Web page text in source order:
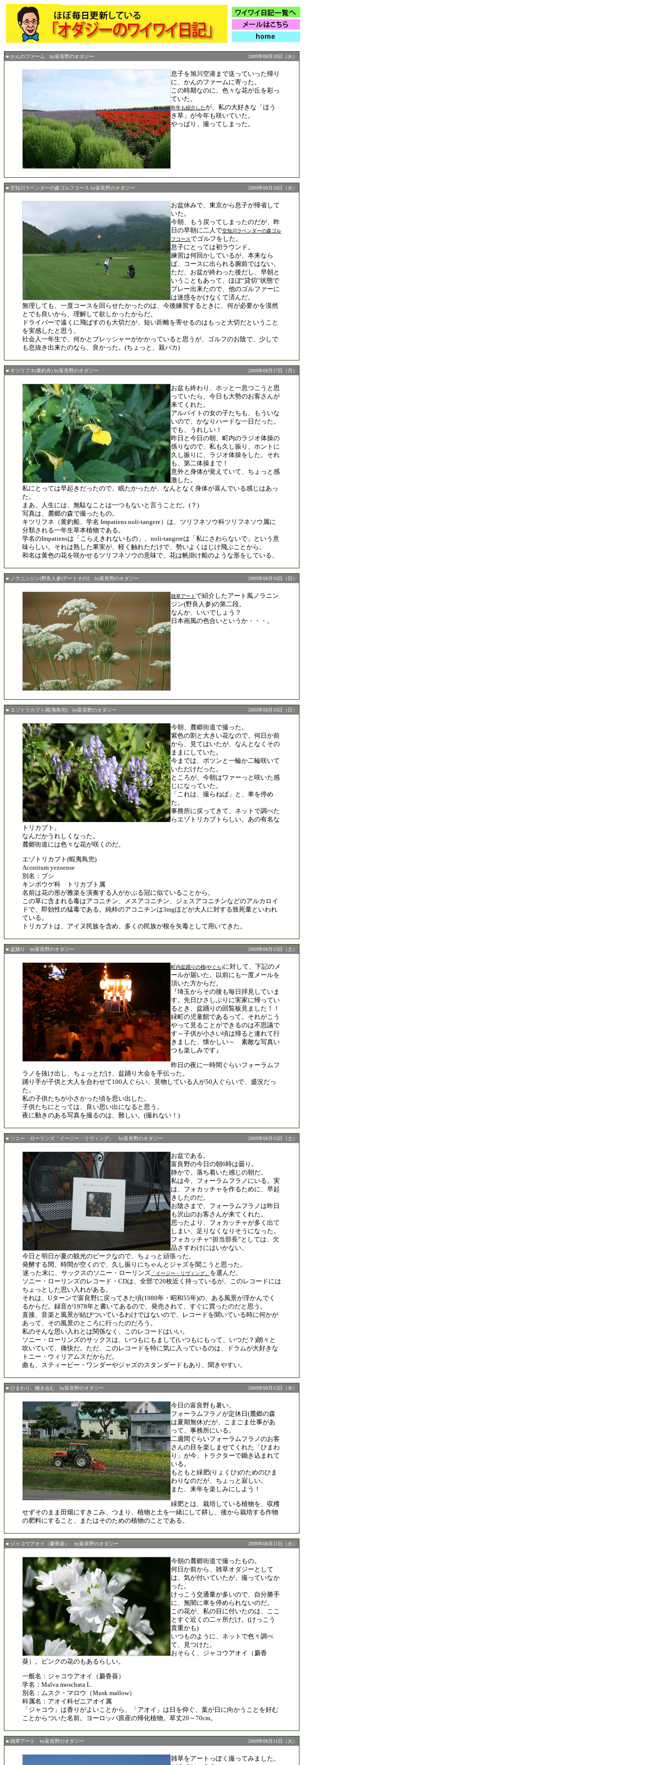
■ かんのファーム by富良野のオダジー 2009年08月18日（火）
息子を旭川空港まで送っていった帰り
に、かんのファームに寄った。
この時期なのに、色々な花が丘を彩っ
ていた。
昨年も紹介したが、私の大好きな「ほう
き草」が今年も咲いていた。
やっぱり、撮ってしまった。
■ 空知川ラベンダーの森ゴルフコース by富良野のオダジー 2009年08月18日（火）
お盆休みで、東京から息子が帰省して
いた。
今朝、もう戻ってしまったのだが、昨
日の早朝に二人で空知川ラベンダーの森ゴル
フコースでゴルフをした。
息子にとっては初ラウンド。
練習は何回かしているが、本来なら
ば、コースに出られる腕前ではない。
ただ、お盆が終わった後だし、早朝と
いうこともあって、ほぼ“貸切”状態で
プレー出来たので、他のゴルファーに
は迷惑をかけなくて済んだ。
無理しても、一度コースを回らせたかったのは、今後練習するときに、何が必要かを漠然
とでも良いから、理解して欲しかったからだ。
ドライバーで遠くに飛ばすのも大切だが、短い距離を寄せるのはもっと大切だということ
を実感したと思う。
社会人一年生で、何かとプレッシャーがかかっていると思うが、ゴルフのお陰で、少しで
も息抜き出来たのなら、良かった。(ちょっと、親バカ)
■ キツリフネ(黄釣舟) by富良野のオダジー 2009年08月17日（月）
お盆も終わり、ホッと一息つこうと思
っていたら、今日も大勢のお客さんが
来てくれた。
アルバイトの女の子たちも、もういな
いので、かなりハードな一日だった。
でも、うれしい！
昨日と今日の朝、町内のラジオ体操の
係りなので、私も久し振り、ホントに
久し振りに、ラジオ体操をした。それ
も、第二体操まで！
意外と身体が覚えていて、ちょっと感
激した。
私にとっては早起きだったので、眠たかったが、なんとなく身体が喜んでいる感じはあっ
た。
まあ、人生には、無駄なことは一つもないと言うことだ。(？)
写真は、麓郷の森で撮ったもの。
キツリフネ（黄釣船、学名 Impatiens noli-tangere）は、ツリフネソウ科ツリフネソウ属に
分類される一年生草本植物である。
学名のImpatiensは「こらえきれないもの」、noli-tangereは「私にさわらないで」という意
味らしい。それは熟した果実が、軽く触れただけで、勢いよくはじけ飛ぶことから。
和名は黄色の花を咲かせるツリフネソウの意味で、花は帆掛け船のような形をしている。
■ ノラニンジン(野良人参)アートその2 by富良野のオダジー 2009年08月16日（日）
雑草アートで紹介したアート風ノラニン
ジン(野良人参)の第二段。
なんか、いいでしょう？
日本画風の色合いというか・・・。
■ エゾトリカブト(蝦夷鳥兜) by富良野のオダジー 2009年08月16日（日）
今朝、麓郷街道で撮った。
紫色の割と大きい花なので、何日か前
から、見てはいたが、なんとなくその
ままにしていた。
今までは、ポツンと一輪か二輪咲いて
いただけだった。
ところが、今朝はワァーっと咲いた感
じになっていた。
「これは、撮らねば」と、車を停め
た。
事務所に戻ってきて、ネットで調べた
らエゾトリカブトらしい。あの有名な
トリカブト。
なんだかうれしくなった。
麓郷街道には色々な花が咲くのだ。
エゾトリカブト(蝦夷鳥兜)
Aconitum yezoense
別名：ブシ
キンポウゲ科 トリカブト属
名前は花の形が雅楽を演奏する人がかぶる冠に似ていることから。
この草に含まれる毒はアコニチン、メスアコニチン、ジェスアコニチンなどのアルカロイ
ドで、即効性の猛毒である。純粋のアコニチンは3mgほどが大人に対する致死量といわれ
ている。
トリカブトは、アイヌ民族を含め、多くの民族が根を矢毒として用いてきた。
■ 盆踊り by富良野のオダジー 2009年08月15日（土）
町内盆踊りの櫓(やぐら)に対して、下記のメ
ールが届いた。以前にも一度メールを
頂いた方からだ。
『埼玉からその後も毎日拝見していま
す。先日ひさしぶりに実家に帰ってい
るとき、盆踊りの回覧板見ました！！
緑町の児童館であるって。それがこう
やって見ることができるのは不思議で
す～子供が小さい頃は帰ると連れて行
きました、懐かしい～ 素敵な写真い
つも楽しみです』
昨日の夜に一時間ぐらいフォーラムフ
ラノを抜け出し、ちょっとだけ、盆踊り大会を手伝った。
踊り手が子供と大人を合わせて100人ぐらい、見物している人が50人ぐらいで、盛況だっ
た。
私の子供たちが小さかった頃を思い出した。
子供たちにとっては、良い思い出になると思う。
夜に動きのある写真を撮るのは、難しい。(撮れない！)
■ ソニー・ローリンズ「イージー・リヴィング」 by富良野のオダジー 2009年08月15日（土）
お盆である。
富良野の今日の朝6時は曇り。
静かで、落ち着いた感じの朝だ。
私は今、フォーラムフラノにいる。実
は、フォカッチャを作るために、早起
きしたのだ。
お陰さまで、フォーラムフラノは昨日
も沢山のお客さんが来てくれた。
思ったより、フォカッチャが多く出て
しまい、足りなくなりそうになった。
フォカッチャ“担当部長”としては、欠
品さすわけにはいかない。
今日と明日が夏の観光のピークなので、ちょっと頑張った。
発酵する間、時間が空くので、久し振りにちゃんとジャズを聞こうと思った。
迷った末に、サックスのソニー・ローリンズ 「イージー・リヴィング」 を選んだ。
ソニー・ローリンズのレコード・CDは、全部で20枚近く持っているが、このレコードには
ちょっとした思い入れがある。
それは、Uターンで富良野に戻ってきた頃(1980年・昭和55年)の、ある風景が浮かんでく
るからだ。録音が1978年と書いてあるので、発売されて、すぐに買ったのだと思う。
直接、音楽と風景が結びついているわけではないので、レコードを聞いている時に何かが
あって、その風景のところに行ったのだろう。
私のそんな思い入れとは関係なく、このレコードはいい。
ソニー・ローリンズのサックスは、いつもにもまして(いつもにもって、いつだ？)朗々と
吹いていて、痛快だ。ただ、このレコードを特に気に入っているのは、ドラムが大好きな
トニー・ウィリアムスだからだ。
曲も、スティービー・ワンダーやジャズのスタンダードもあり、聞きやすい。
■ ひまわり、鋤き込む by富良野のオダジー 2009年08月12日（水）
今日の富良野も暑い。
フォーラムフラノが定休日(麓郷の森
は夏期無休)だが、こまごま仕事があ
って、事務所にいる。
二週間ぐらいフォーラムフラノのお客
さんの目を楽しませてくれた「ひまわ
り」が今、トラクターで鋤き込まれて
いる。
もともと緑肥(りょくひ)のためのひま
わりなのだが、ちょっと寂しい。
また、来年を楽しみにしよう！
緑肥とは、栽培している植物を、収穫
せずそのまま田畑にすきこみ、つまり、植物と土を一緒にして耕し、後から栽培する作物
の肥料にすること、またはそのための植物のことである。
■ ジャコウアオイ（麝香葵） by富良野のオダジー 2009年08月11日（火）
今朝の麓郷街道で撮ったもの。
何日か前から、雑草オダジーとして
は、気が付いていたが、撮っていなか
った。
けっこう交通量が多いので、自分勝手
に、無闇に車を停められないのだ。
この花が、私の目に付いたのは、ここ
とすぐ近くの二ヶ所だけ。(けっこう
貴重かも)
いつものように、ネットで色々調べ
て、見つけた。
おそらく、ジャコウアオイ（麝香
葵）。ピンクの花のもあるらしい。
一般名：ジャコウアオイ（麝香葵）
学名：Malva moschata L.
別名：ムスク・マロウ（Musk mallow）
科属名：アオイ科ゼニアオイ属
「ジャコウ」は香りがよいことから、「アオイ」は日を仰ぐ、葉が日に向かうことを好む
ことからついた名前。ヨーロッパ原産の帰化植物。草丈20～70cm。
■ 雑草アート by富良野のオダジー 2009年08月11日（火）
雑草をアートっぽく撮ってみました。